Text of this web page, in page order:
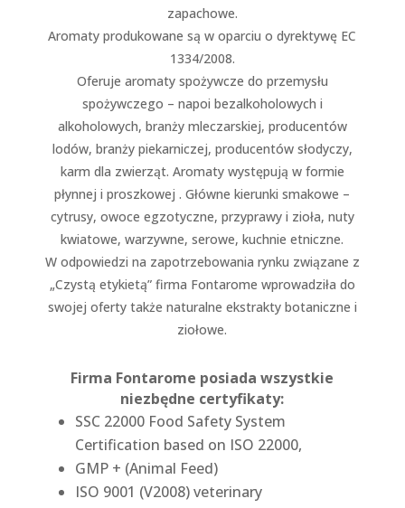
zapachowe.
Aromaty produkowane są w oparciu o dyrektywę EC
1334/2008.
Oferuje aromaty spożywcze do przemysłu
spożywczego – napoi bezalkoholowych i
alkoholowych, branży mleczarskiej, producentów
lodów, branży piekarniczej, producentów słodyczy,
karm dla zwierząt. Aromaty występują w formie
płynnej i proszkowej . Główne kierunki smakowe –
cytrusy, owoce egzotyczne, przyprawy i zioła, nuty
kwiatowe, warzywne, serowe, kuchnie etniczne.
W odpowiedzi na zapotrzebowania rynku związane z
„Czystą etykietą” firma Fontarome wprowadziła do
swojej oferty także naturalne ekstrakty botaniczne i
ziołowe.
Firma Fontarome posiada wszystkie
niezbędne certyfikaty:
SSC 22000 Food Safety System
Certification based on ISO 22000,
GMP + (Animal Feed)
ISO 9001 (V2008) veterinary